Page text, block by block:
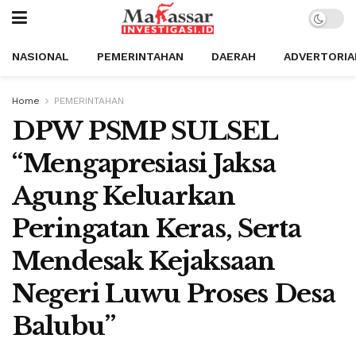
NASIONAL PEMERINTAHAN DAERAH
Home PEMERINTAHAN
DPW PSMP SULSEL
“Mengapresiasi Jaksa
Agung Keluarkan
Peringatan Keras, Serta
Mendesak Kejaksaan
Negeri Luwu Proses Desa
Balubu”